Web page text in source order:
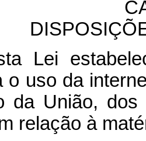
Lei
o uso da
da União,
relação à